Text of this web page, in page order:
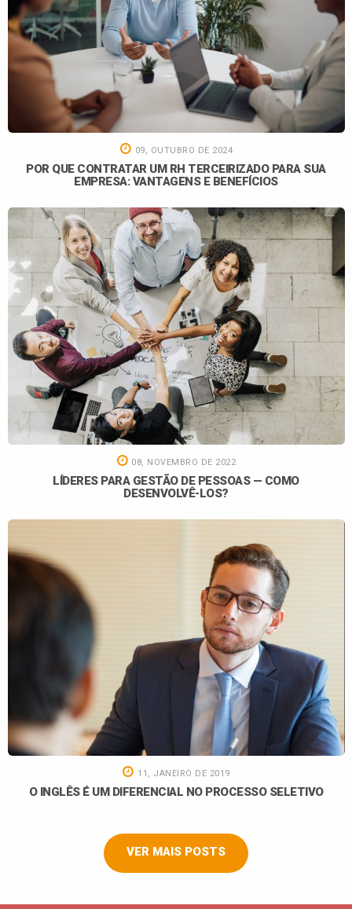
09, OUTUBRO DE 2024
POR QUE CONTRATAR UM RH TERCEIRIZADO PARA SUA
EMPRESA: VANTAGENS E BENEFÍCIOS
08, NOVEMBRO DE 2022
LÍDERES PARA GESTÃO DE PESSOAS — COMO
DESENVOLVÊ-LOS?
11, JANEIRO DE 2019
O INGLÊS É UM DIFERENCIAL NO PROCESSO SELETIVO
VER MAIS POSTS